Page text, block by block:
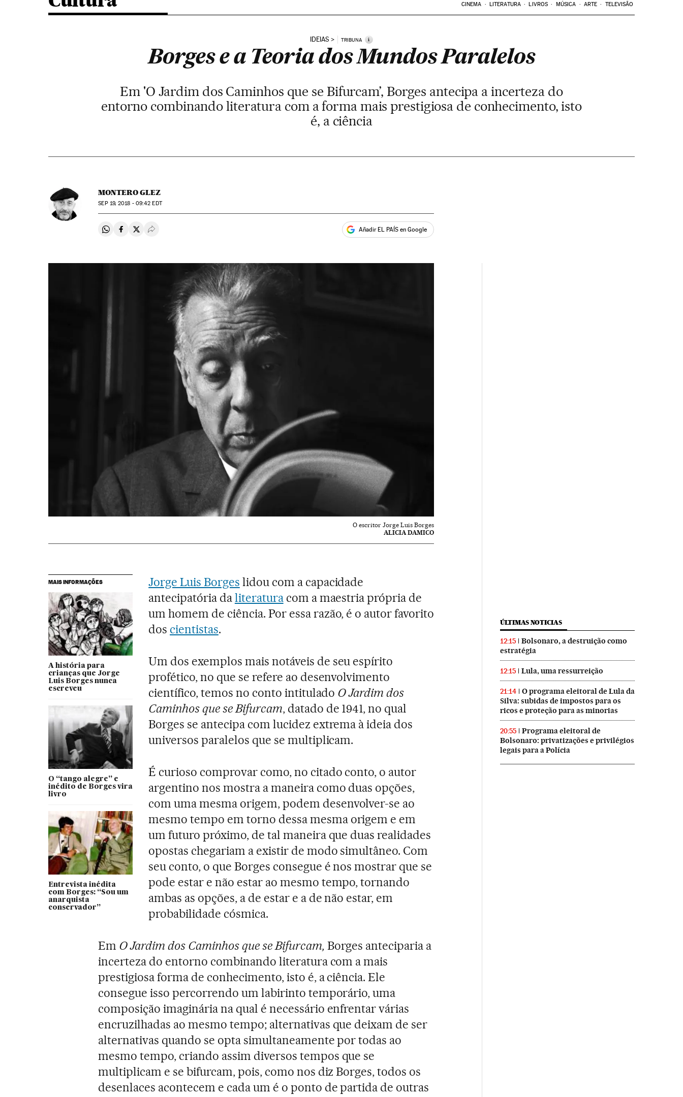
CINEMA LITERATURA LIVROS MÚSICA ARTE TELEVISÃO
IDEIAS TRIBUNA i
Borges e a Teoria dos Mundos Paralelos
Em 'O Jardim dos Caminhos que se Bifurcam’, Borges antecipa a incerteza do
entorno combinando literatura com a forma mais prestigiosa de conhecimento, isto
é, a ciência
MONTERO GLEZ
SEP19, 2018 - 09:42 EDT
Compartir en Whatsapp
Compartir en Facebook
Compartir en Twitter
Desplegar Redes Sociales Añadir EL PAÍS en Google
O escritor Jorge Luis Borges
ALICIA DAMICO
MAIS INFORMAÇÕES
A história para
crianças que Jorge
Luis Borges nunca
escreveu
O “tango alegre” e
inédito de Borges vira
livro
Entrevista inédita
com Borges: “Sou um
anarquista
conservador”
Jorge Luis Borges lidou com a capacidade
antecipatória daliteraturacom a maestria própria de
um homem de ciência. Por essa razão, é o autor favorito
dos cientistas.
Um dos exemplos mais notáveis de seu espírito
profético, no que se refere ao desenvolvimento
científico, temos no conto intitulado O Jardim dos
Caminhos que se Bifurcam, datado de 1941, no qual
Borges se antecipa com lucidez extrema à ideia dos
universos paralelos que se multiplicam.
É curioso comprovar como, no citado conto, o autor
argentino nos mostra a maneira como duas opções,
com uma mesma origem, podem desenvolver-se ao
mesmo tempo em torno dessa mesma origem e em
um futuro próximo, de tal maneira que duas realidades
opostas chegariam a existir de modo simultâneo. Com
seu conto, o que Borges consegue é nos mostrar que se
pode estar e não estar ao mesmo tempo, tornando
ambas as opções, a de estar e a de não estar, em
probabilidade cósmica.
Em O Jardim dos Caminhos que se Bifurcam, Borges anteciparia a
incerteza do entorno combinando literatura com a mais
prestigiosa forma de conhecimento, isto é, a ciência. Ele
consegue isso percorrendo um labirinto temporário, uma
composição imaginária na qual é necessário enfrentar várias
encruzilhadas ao mesmo tempo; alternativas que deixam de ser
alternativas quando se opta simultaneamente por todas ao
mesmo tempo, criando assim diversos tempos que se
multiplicam e se bifurcam, pois, como nos diz Borges, todos os
desenlaces acontecem e cada um é o ponto de partida de outras
ÚLTIMAS NOTICIAS
12:15
Bolsonaro, a destruição como
estratégia
12:15 Lula, uma ressurreição
21:14
O programa eleitoral de Lula da
Silva: subidas de impostos para os
ricos e proteção para as minorias
20:55
Programa eleitoral de
Bolsonaro: privatizações e privilégios
legais para a Polícia